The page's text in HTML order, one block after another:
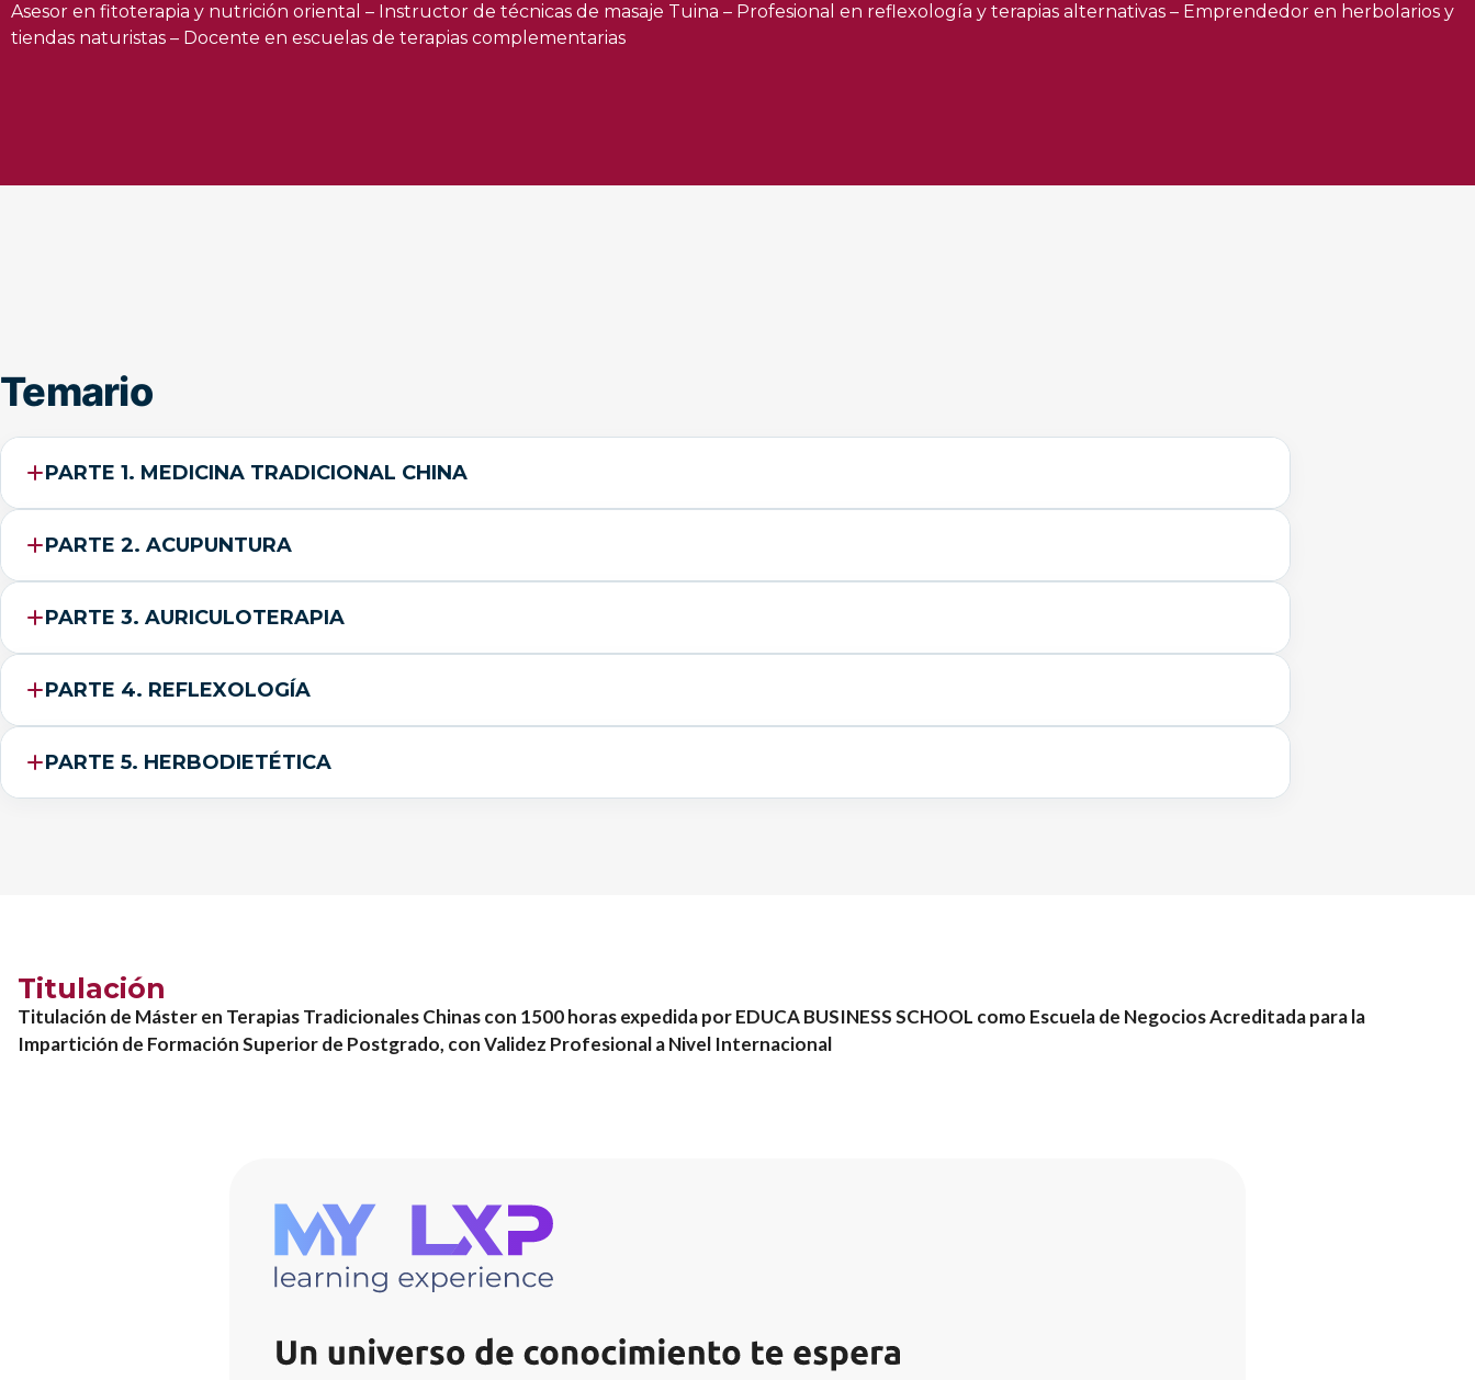
Asesor en fitoterapia y nutrición oriental – Instructor de técnicas de masaje Tuina – Profesional en reflexología y terapias alternativas – Emprendedor en herbolarios y
tiendas naturistas – Docente en escuelas de terapias complementarias
Temario
PARTE 1. MEDICINA TRADICIONAL CHINA
PARTE 2. ACUPUNTURA
PARTE 3. AURICULOTERAPIA
PARTE 4. REFLEXOLOGÍA
PARTE 5. HERBODIETÉTICA
Titulación
Titulación de Máster en Terapias Tradicionales Chinas con 1500 horas expedida por EDUCA BUSINESS SCHOOL como Escuela de Negocios Acreditada para la
Impartición de Formación Superior de Postgrado, con Validez Profesional a Nivel Internacional